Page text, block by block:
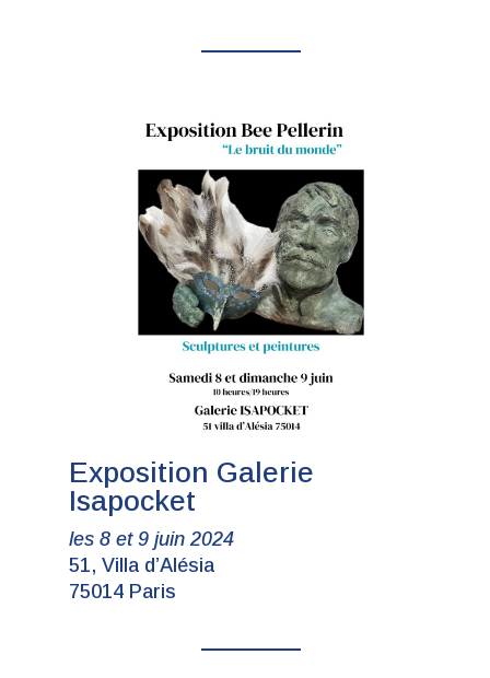
Exposition Galerie
Isapocket
les 8 et 9 juin 2024
51, Villa d’Alésia
75014 Paris